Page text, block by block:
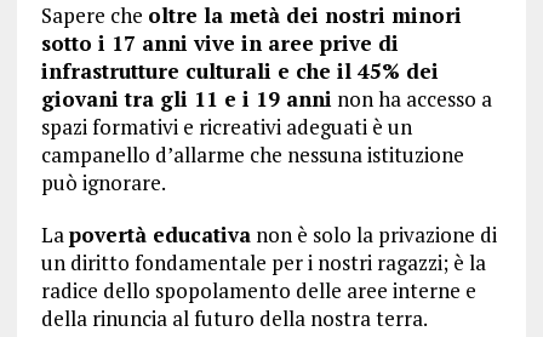
Sapere che oltre la metà dei nostri minori
sotto i 17 anni vive in aree prive di
infrastrutture culturali e che il 45% dei
giovani tra gli 11 e i 19 anni non ha accesso a
spazi formativi e ricreativi adeguati è un
campanello d’allarme che nessuna istituzione
può ignorare.
Lapovertà educativanon è solo la privazione di
un diritto fondamentale per i nostri ragazzi; è la
radice dello spopolamento delle aree interne e
della rinuncia al futuro della nostra terra.